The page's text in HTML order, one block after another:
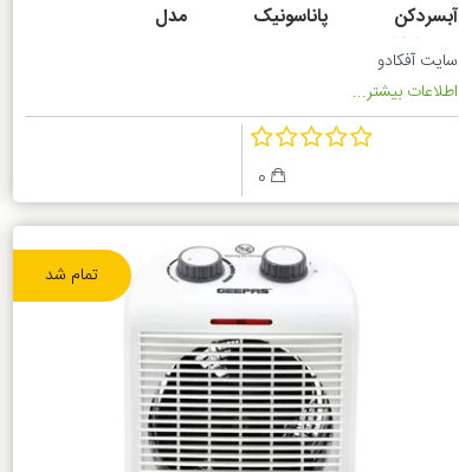
آبسردکن پاناسونیک مدل
SDMWD3238TG
سایت آفکادو
اطلاعات بیشتر...
0
تمام شد